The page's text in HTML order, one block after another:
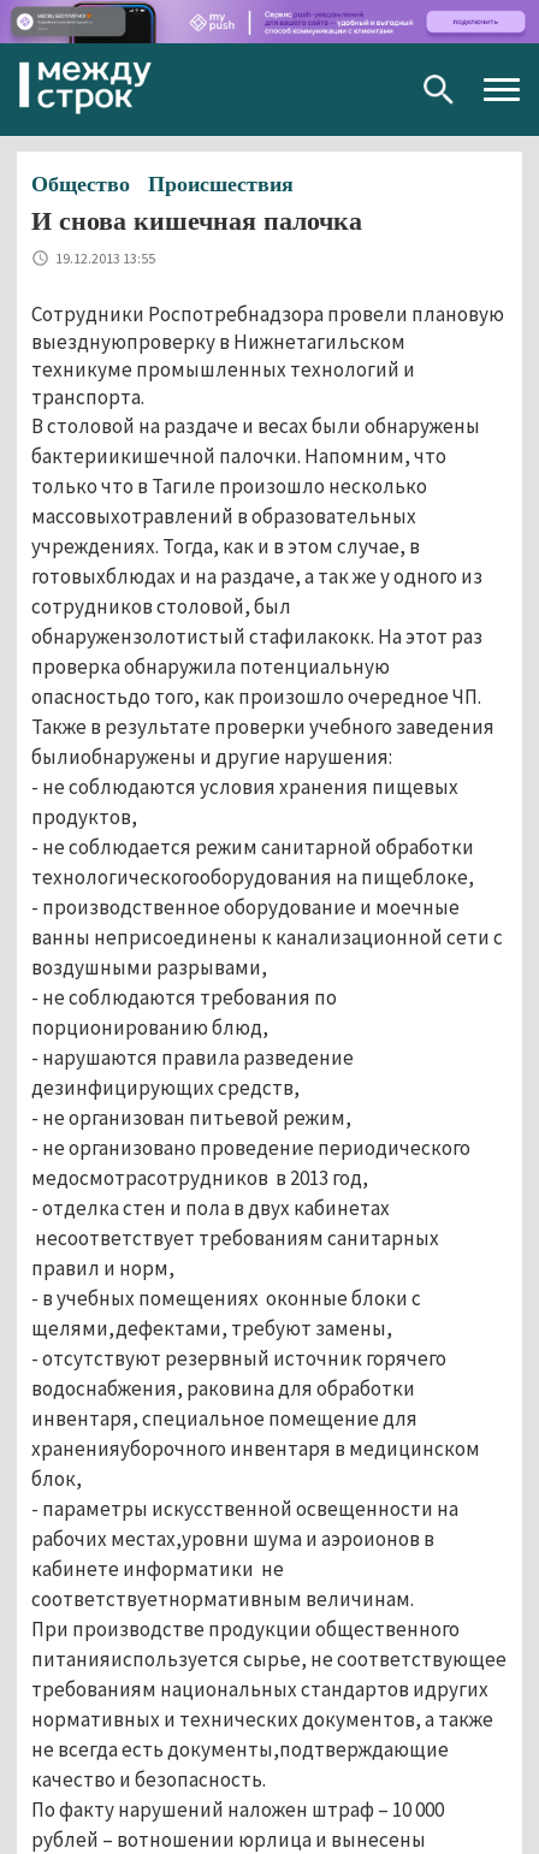
Общество Происшествия
И снова кишечная палочка
19.12.2013 13:55
Сотрудники Роспотребнадзора провели плановую
выезднуюпроверку в Нижнетагильском
техникуме промышленных технологий и
транспорта.
В столовой на раздаче и весах были обнаружены
бактериикишечной палочки. Напомним, что
только что в Тагиле произошло несколько
массовыхотравлений в образовательных
учреждениях. Тогда, как и в этом случае, в
готовыхблюдах и на раздаче, а так же у одного из
сотрудников столовой, был
обнаружензолотистый стафилакокк. На этот раз
проверка обнаружила потенциальную
опасностьдо того, как произошло очередное ЧП.
Также в результате проверки учебного заведения
былиобнаружены и другие нарушения:
- не соблюдаются условия хранения пищевых
продуктов,
- не соблюдается режим санитарной обработки
технологическогооборудования на пищеблоке,
- производственное оборудование и моечные
ванны неприсоединены к канализационной сети с
воздушными разрывами,
- не соблюдаются требования по
порционированию блюд,
- нарушаются правила разведение
дезинфицирующих средств,
- не организован питьевой режим,
- не организовано проведение периодического
медосмотрасотрудников в 2013 год,
- отделка стен и пола в двух кабинетах
несоответствует требованиям санитарных
правил и норм,
- в учебных помещениях оконные блоки с
щелями,дефектами, требуют замены,
- отсутствуют резервный источник горячего
водоснабжения, раковина для обработки
инвентаря, специальное помещение для
храненияуборочного инвентаря в медицинском
блок,
- параметры искусственной освещенности на
рабочих местах,уровни шума и аэроионов в
кабинете информатики не
соответствуетнормативным величинам.
При производстве продукции общественного
питанияиспользуется сырье, не соответствующее
требованиям национальных стандартов идругих
нормативных и технических документов, а также
не всегда есть документы,подтверждающие
качество и безопасность.
По факту нарушений наложен штраф – 10 000
рублей – вотношении юрлица и вынесены